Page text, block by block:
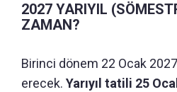
2027 YARIYIL
ZAMAN?
Birinci dönem 22 Ocak
erecek. Yarıyıl tatili 25